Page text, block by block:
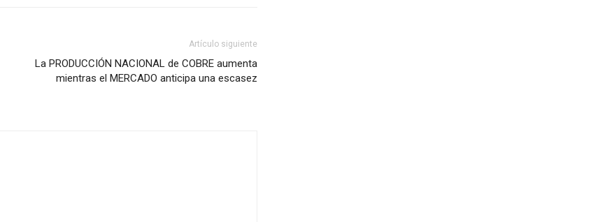
Artículo siguiente
La PRODUCCIÓN NACIONAL de COBRE aumenta
mientras el MERCADO anticipa una escasez